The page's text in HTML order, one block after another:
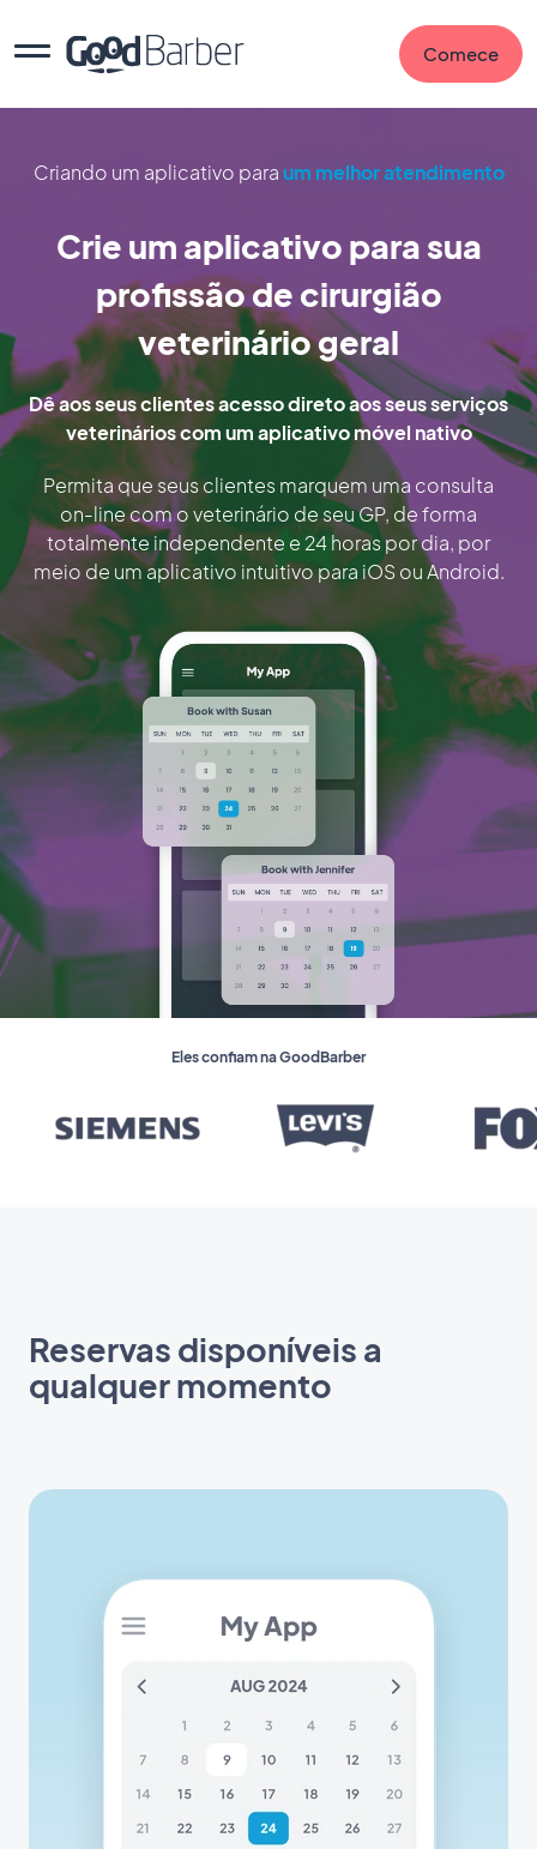
Comece
Criando um aplicativo paraum melhor atendimento
Crie um aplicativo para sua
profissão de cirurgião
veterinário geral
Dê aos seus clientes acesso direto aos seus serviços
veterinários com um aplicativo móvel nativo
Permita que seus clientes marquem uma consulta
on-line com o veterinário de seu GP, de forma
totalmente independente e 24 horas por dia, por
meio de um aplicativo intuitivo para iOS ou Android.
Eles confiam na GoodBarber
Reservas disponíveis a
qualquer momento